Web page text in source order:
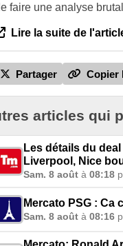
faire une analyse
Lire la suite de
Partager Copier
articles qui
Les détails du
Liverpool, Nice
Sam. 8 août à 08:18
Mercato PSG :
Sam. 8 août à 08:16